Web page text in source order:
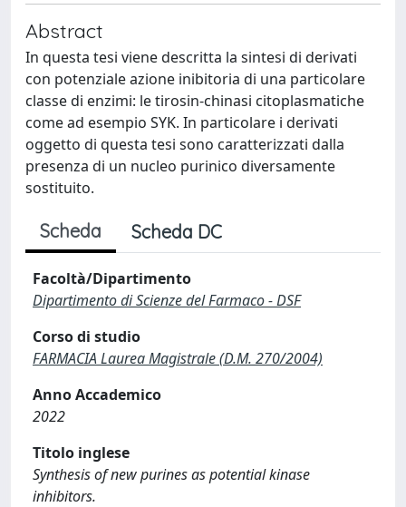
Abstract
In questa tesi viene descritta la sintesi di derivati
con potenziale azione inibitoria di una particolare
classe di enzimi: le tirosin-chinasi citoplasmatiche
come ad esempio SYK. In particolare i derivati
oggetto di questa tesi sono caratterizzati dalla
presenza di un nucleo purinico diversamente
sostituito.
Scheda Scheda DC
Facoltà/Dipartimento
Dipartimento di Scienze del Farmaco - DSF
Corso di studio
FARMACIA Laurea Magistrale (D.M. 270/2004)
Anno Accademico
2022
Titolo inglese
Synthesis of new purines as potential kinase
inhibitors.